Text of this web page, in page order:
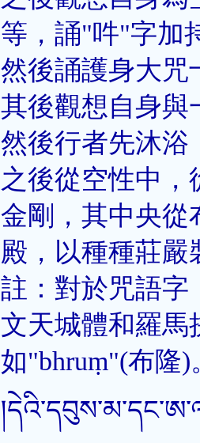
等，誦"吽"字加
然後誦護身大咒
其後觀想自身與
然後行者先沐浴
之後從空性中
金剛，其中央從
殿，以種種莊嚴
註：對於咒語字
文天城體和羅馬
如"bhruṃ"(布隆)